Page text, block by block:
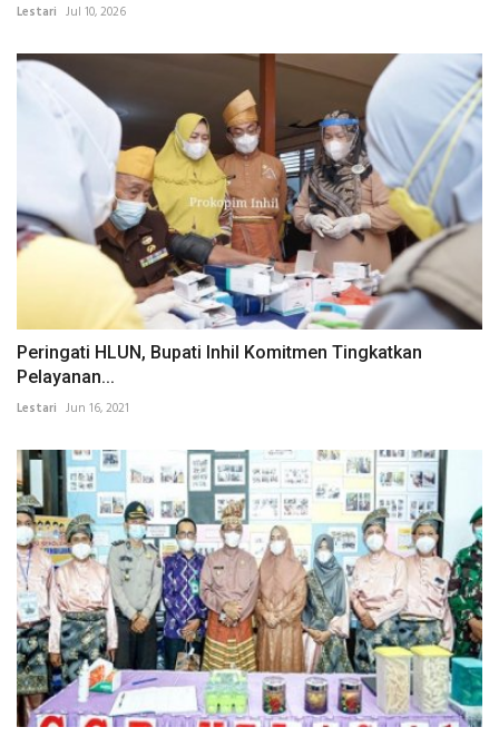
Lestari Jul 10, 2026
Peringati HLUN, Bupati Inhil Komitmen Tingkatkan
Pelayanan...
Lestari Jun 16, 2021